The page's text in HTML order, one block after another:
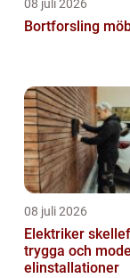
08 juli 2026
Bortforsling
08 juli 2026
Elektriker
trygga och
elinstallationer